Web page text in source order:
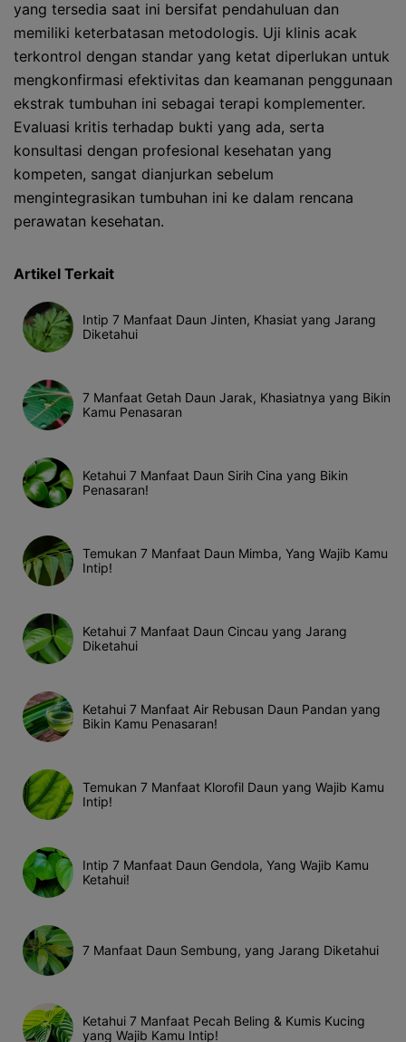
yang tersedia saat ini bersifat pendahuluan dan
memiliki keterbatasan metodologis. Uji klinis acak
terkontrol dengan standar yang ketat diperlukan untuk
mengkonfirmasi efektivitas dan keamanan penggunaan
ekstrak tumbuhan ini sebagai terapi komplementer.
Evaluasi kritis terhadap bukti yang ada, serta
konsultasi dengan profesional kesehatan yang
kompeten, sangat dianjurkan sebelum
mengintegrasikan tumbuhan ini ke dalam rencana
perawatan kesehatan.
Artikel Terkait
Intip 7 Manfaat Daun Jinten, Khasiat yang Jarang
Diketahui
7 Manfaat Getah Daun Jarak, Khasiatnya yang Bikin
Kamu Penasaran
Ketahui 7 Manfaat Daun Sirih Cina yang Bikin
Penasaran!
Temukan 7 Manfaat Daun Mimba, Yang Wajib Kamu
Intip!
Ketahui 7 Manfaat Daun Cincau yang Jarang
Diketahui
Ketahui 7 Manfaat Air Rebusan Daun Pandan yang
Bikin Kamu Penasaran!
Temukan 7 Manfaat Klorofil Daun yang Wajib Kamu
Intip!
Intip 7 Manfaat Daun Gendola, Yang Wajib Kamu
Ketahui!
7 Manfaat Daun Sembung, yang Jarang Diketahui
Ketahui 7 Manfaat Pecah Beling & Kumis Kucing
yang Wajib Kamu Intip!